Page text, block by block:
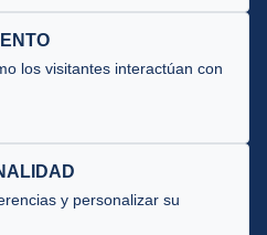
los visitantes interactúan con
y personalizar su